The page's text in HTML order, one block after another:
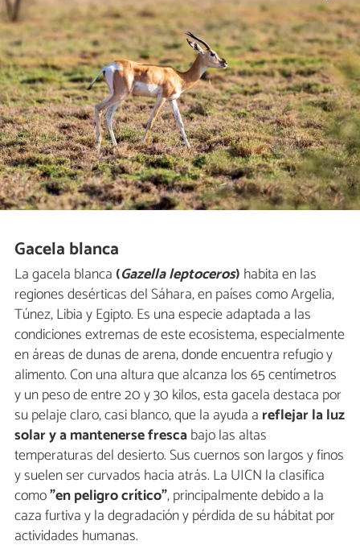
Gacela blanca
La gacela blanca (Gazella leptoceros) habita en las
regiones desérticas del Sáhara, en países como Argelia,
Túnez, Libia y Egipto. Es una especie adaptada a las
condiciones extremas de este ecosistema, especialmente
en áreas de dunas de arena, donde encuentra refugio y
alimento. Con una altura que alcanza los 65 centímetros
y un peso de entre 20 y 30 kilos, esta gacela destaca por
su pelaje claro, casi blanco, que la ayuda a reflejar la luz
solar y a mantenerse frescabajo las altas
temperaturas del desierto. Sus cuernos son largos y finos
y suelen ser curvados hacia atrás. La UICN la clasifica
como"en peligro crítico", principalmente debido a la
caza furtiva y la degradación y pérdida de su hábitat por
actividades humanas.